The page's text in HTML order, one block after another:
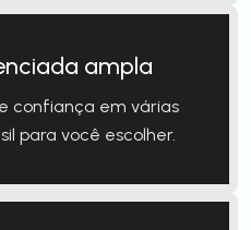
ampla
confiança em várias
para você escolher.